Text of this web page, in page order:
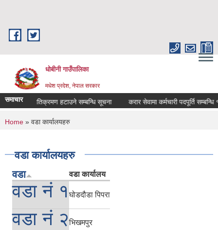
धोबीनी गाउँपालिका
मधेश प्रदेश, नेपाल सरकार
समाचार
तथा अतिक्रमण हटाउने सम्बन्धि सूचना करार सेवामा कर्मचारी पदपूर्ति सम्बन्धि
You are here
Home » वडा कार्यालयहरु
वडा कार्यालयहरु
वडा वडा कार्यालय
वडा नं १ घोडदौडा पिपरा
वडा नं २भिखमपुर